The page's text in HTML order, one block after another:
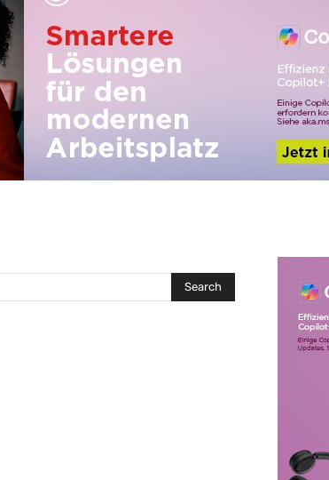
Search